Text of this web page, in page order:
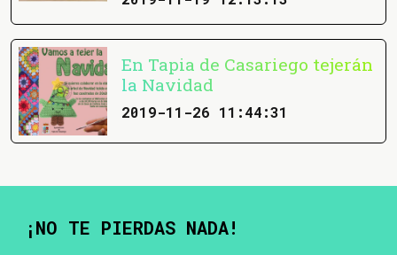
En Tapia de Casariego tejerán
la Navidad
2019-11-26 11:44:31
¡NO TE PIERDAS NADA!